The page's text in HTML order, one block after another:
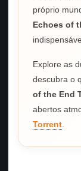
próprio
Echoes of
Explore as
descubra o
of the End
abertos
Torrent